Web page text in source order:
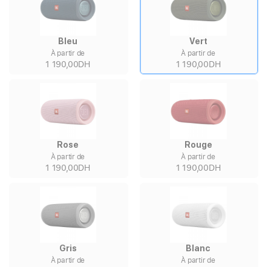
Bleu
À partir de
1 190,00DH
Vert
À partir de
1 190,00DH
Rose
À partir de
1 190,00DH
Rouge
À partir de
1 190,00DH
Gris
À partir de
Blanc
À partir de